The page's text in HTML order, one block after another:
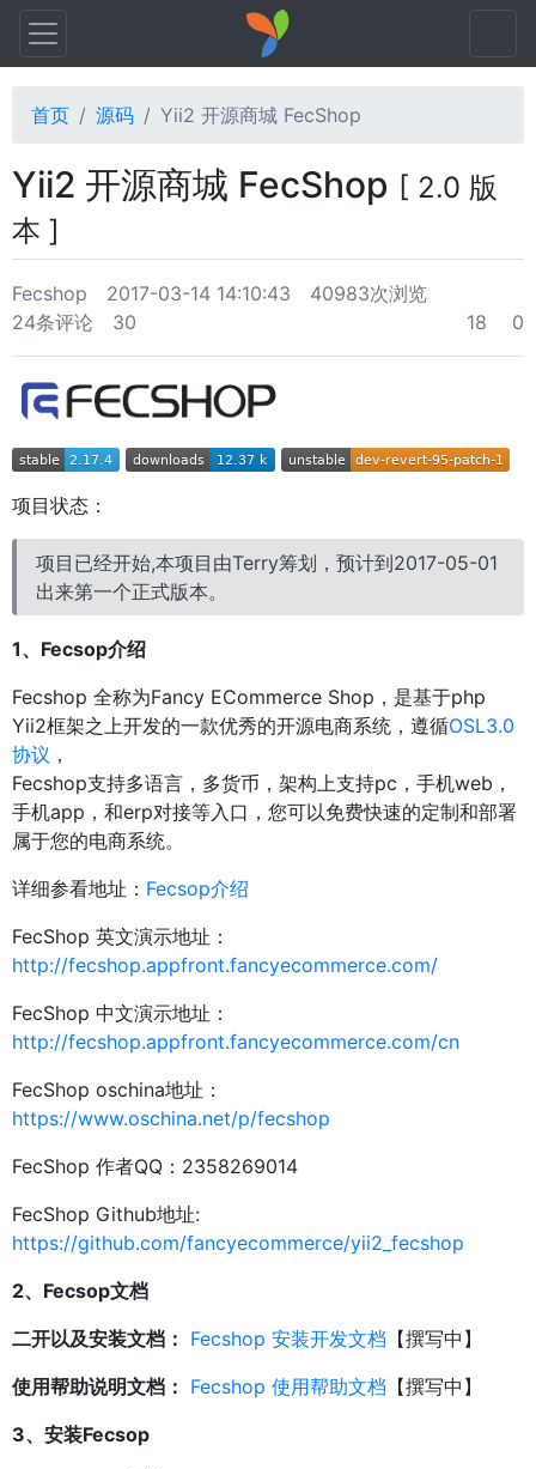
首页 源码 Yii2 开源商城 FecShop
Yii2 开源商城 FecShop [ 2.0 版
本 ]
Fecshop 2017-03-14 14:10:43
40983次浏览
24条评论
30 18 0
项目状态：
项目已经开始,本项目由Terry筹划，预计到2017-05-01
出来第一个正式版本。
1、Fecsop介绍
Fecshop 全称为Fancy ECommerce Shop，是基于php
Yii2框架之上开发的一款优秀的开源电商系统，遵循OSL3.0
协议 ，
Fecshop支持多语言，多货币，架构上支持pc，手机web，
手机app，和erp对接等入口，您可以免费快速的定制和部署
属于您的电商系统。
详细参看地址： Fecsop介绍
FecShop 英文演示地址：
http://fecshop.appfront.fancyecommerce.com/
FecShop 中文演示地址：
http://fecshop.appfront.fancyecommerce.com/cn
FecShop oschina地址：
https://www.oschina.net/p/fecshop
FecShop 作者QQ：2358269014
FecShop Github地址:
https://github.com/fancyecommerce/yii2_fecshop
2、Fecsop文档
二开以及安装文档： Fecshop 安装开发文档 【撰写中】
使用帮助说明文档： Fecshop 使用帮助文档 【撰写中】
3、安装Fecsop